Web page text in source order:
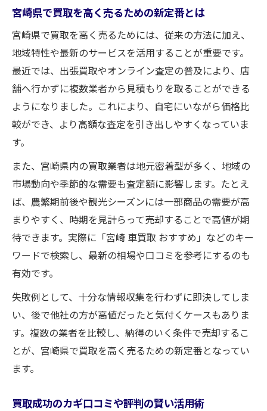
宮崎県で買取を高く売るための新定番とは
宮崎県で買取を高く売るためには、従来の方法に加え、
地域特性や最新のサービスを活用することが重要です。
最近では、出張買取やオンライン査定の普及により、店
舗へ行かずに複数業者から見積もりを取ることができる
ようになりました。これにより、自宅にいながら価格比
較ができ、より高額な査定を引き出しやすくなっていま
す。
また、宮崎県内の買取業者は地元密着型が多く、地域の
市場動向や季節的な需要も査定額に影響します。たとえ
ば、農繁期前後や観光シーズンには一部商品の需要が高
まりやすく、時期を見計らって売却することで高値が期
待できます。実際に「宮崎 車買取 おすすめ」などのキー
ワードで検索し、最新の相場や口コミを参考にするのも
有効です。
失敗例として、十分な情報収集を行わずに即決してしま
い、後で他社の方が高値だったと気付くケースもありま
す。複数の業者を比較し、納得のいく条件で売却するこ
とが、宮崎県で買取を高く売るための新定番となってい
ます。
買取成功のカギ口コミや評判の賢い活用術